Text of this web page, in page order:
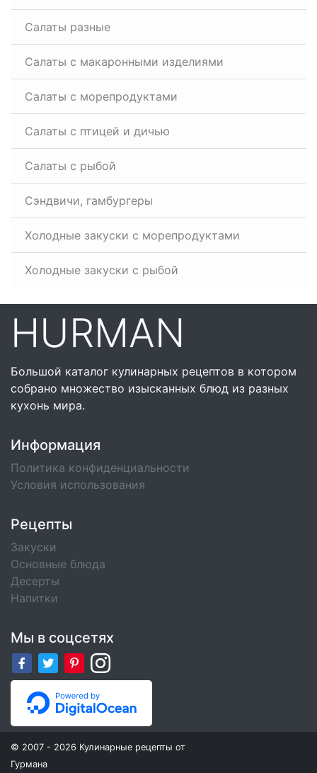
Салаты разные
Салаты с макаронными изделиями
Салаты с морепродуктами
Салаты с птицей и дичью
Салаты с рыбой
Сэндвичи, гамбургеры
Холодные закуски с морепродуктами
Холодные закуски с рыбой
HURMAN
Большой каталог кулинарных рецептов в котором
собрано множество изысканных блюд из разных
кухонь мира.
Информация
Политика конфиденциальности
Условия использования
Рецепты
Закуски
Основные блюда
Десерты
Напитки
Мы в соцсетях
© 2007 - 2026 Кулинарные рецепты от
Гурмана